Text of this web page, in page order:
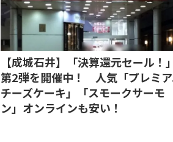
【成城石井】「決算還元セール！」
第2弾を開催中！ 人気「プレミ
チーズケーキ」「スモークサーモ
ン」オンラインも安い！